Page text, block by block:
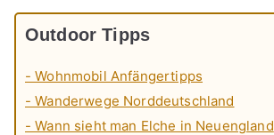
Outdoor Tipps
- Wohnmobil Anfängertipps
- Wanderwege Norddeutschland
- Wann sieht man Elche in Neuengland